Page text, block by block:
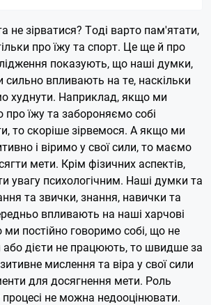
не зірватися? Тоді варто пам'ятати,
про їжу та спорт. Це ще й про
показують, що наші думки,
сильно впливають на те, наскільки
худнути. Наприклад, якщо ми
їжу та забороняємо собі
то скоріше зірвемося. А якщо ми
і віримо у свої сили, то маємо
мети. Крім фізичних аспектів,
увагу психологічним. Наші думки та
та звички, знання, навички та
впливають на наші харчові
постійно говоримо собі, що не
дієти не працюють, то швидше за
мислення та віра у свої сили
для досягнення мети. Роль
не можна недооцінювати.